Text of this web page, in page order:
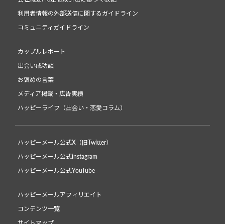
利用者情報の外部送信に関するガイドライン
コミュニティガイドライン
カップルレポート
出会い成功談
お褒めの言葉
メディア掲載・広告実績
ハッピーライフ（出会い・恋愛コラム）
ハッピーメール公式X（旧Twitter）
ハッピーメール公式instagram
ハッピーメール公式YouTube
ハッピーメールアフィリエイト
コンテンツ一覧